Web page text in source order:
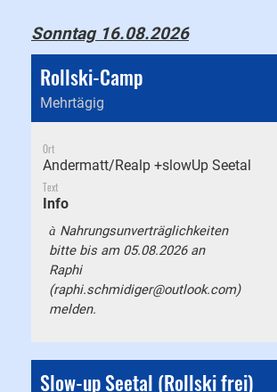
Sonntag 16.08.2026
Rollski-Camp
Mehrtägig
Ort
Andermatt/Realp +slowUp Seetal
Text
Info
à Nahrungsunverträglichkeiten
bitte bis am 05.08.2026 an
Raphi
(raphi.schmidiger@outlook.com)
melden.
Slow-up Seetal (Rollski frei)